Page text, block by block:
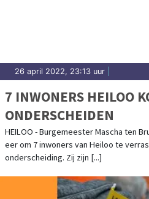
26 april 2022, 23:13 uur
7 INWONERS HEILOO
ONDERSCHEIDEN
HEILOO - Burgemeester Mascha ten
eer om 7 inwoners van Heiloo te
onderscheiding. Zij zijn [...]